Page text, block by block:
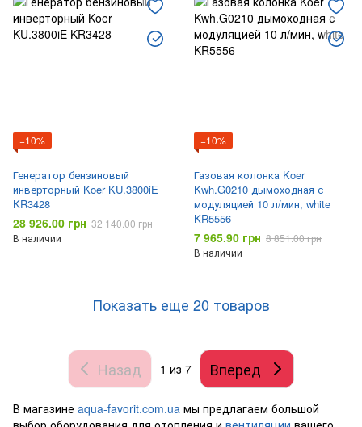
−10%
Генератор бензиновый
инверторный Koer KU.3800iE
KR3428
28 926.00 грн 32 140.00 грн
В наличии
−10%
Газовая колонка Koer
Kwh.G0210 дымоходная с
модуляцией 10 л/мин, white
KR5556
7 965.90 грн 8 851.00 грн
В наличии
Показать еще 20 товаров
Назад 1 из 7 Вперед
В магазине aqua-favorit.com.ua мы предлагаем большой